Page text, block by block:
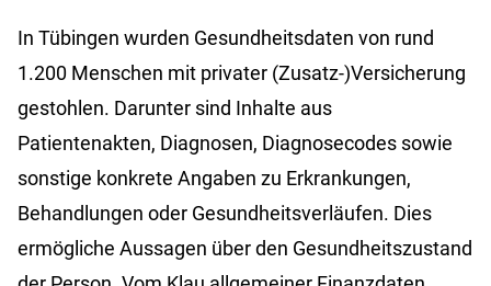
In Tübingen wurden Gesundheitsdaten von rund
1.200 Menschen mit privater (Zusatz-)Versicherung
gestohlen. Darunter sind Inhalte aus
Patientenakten, Diagnosen, Diagnosecodes sowie
sonstige konkrete Angaben zu Erkrankungen,
Behandlungen oder Gesundheitsverläufen. Dies
ermögliche Aussagen über den Gesundheitszustand